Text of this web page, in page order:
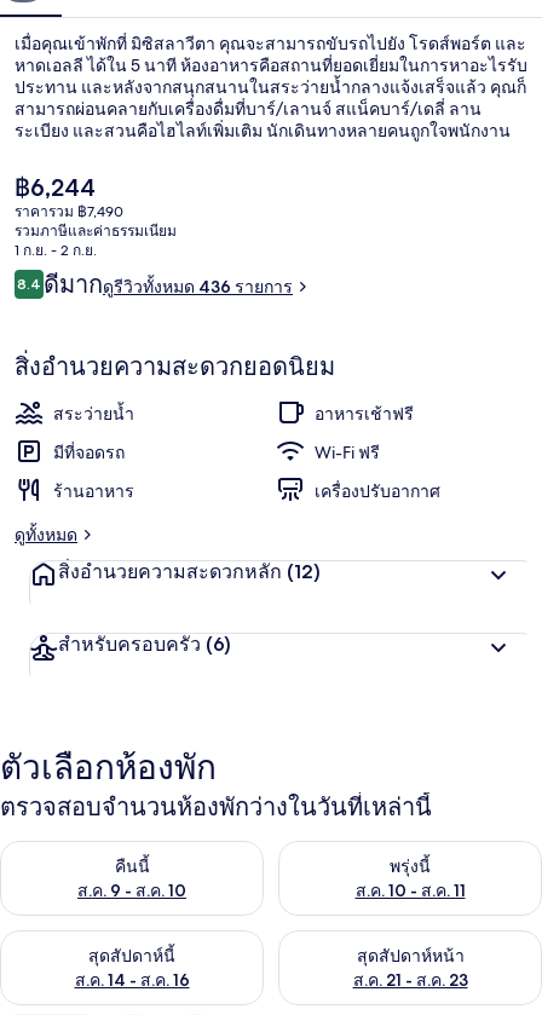
เมื่อคุณเข้าพักที่ มิซิสลาวีตา คุณจะสามารถขับรถไปยัง โรดส์พอร์ต และ
หาดเอลลี ได้ใน 5 นาที ห้องอาหารคือสถานที่ยอดเยี่ยมในการหาอะไรรับ
ประทาน และหลังจากสนุกสนานในสระว่ายน้ำกลางแจ้งเสร็จแล้ว คุณก็
สามารถผ่อนคลายกับเครื่องดื่มที่บาร์/เลานจ์ สแน็คบาร์/เดลี่ ลาน
ระเบียง และสวนคือไฮไลท์เพิ่มเติม นักเดินทางหลายคนถูกใจพนักงาน
ราคา
ปัจจุบัน
฿6,244
฿6,244
ราคารวม ฿7,490
รวมภาษีและค่าธรรมเนียม
1 ก.ย. - 2 ก.ย.
รีวิว
8.48.4 จาก 10
ดีมากดูรีวิวทั้งหมด 436 รายการ
สิ่งอำนวยความสะดวกยอดนิยม
สระว่ายน้ำ
อาหารเช้าฟรี
มีที่จอดรถ
Wi-Fi ฟรี
ร้านอาหาร
เครื่องปรับอากาศ
ดูทั้งหมด
สิ่งอำนวยความสะดวกหลัก (12)
สำหรับครอบครัว (6)
ตัวเลือกห้องพัก
ตรวจสอบจำนวนห้องพักว่างในวันที่เหล่านี้
คืนนี้
ส.ค. 9 - ส.ค. 10
ตรวจสอบจำนวนห้องพักว่างในคืนนี้ ส.ค. 9 - ส.ค. 10
พรุ่งนี้
ส.ค. 10 - ส.ค. 11
ตรวจสอบจำนวนห้องพักว่างใน
สุดสัปดาห์นี้
ส.ค. 14 - ส.ค. 16
ตรวจสอบจำนวนห้องพักว่างในสุดสัปดาห์นี้ ส.ค. 14 - ส.ค. 16
สุดสัปดาห์หน้า
ส.ค. 21 - ส.ค. 23
ตรวจสอบจำนวนห้องพักว่างใน